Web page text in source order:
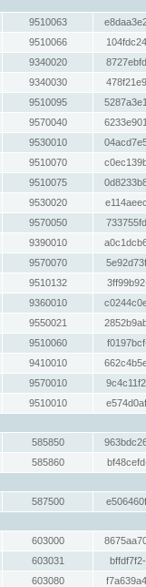
9510063
9510066
9340020
9340030
9510095
9570040
9530010
9510070
9510075
9530020
9570050
9390010
9570070
9510132
9360010
9550021
9510060
9410010
9570010
9510010
585850
585860
587500
603000
603031
603080